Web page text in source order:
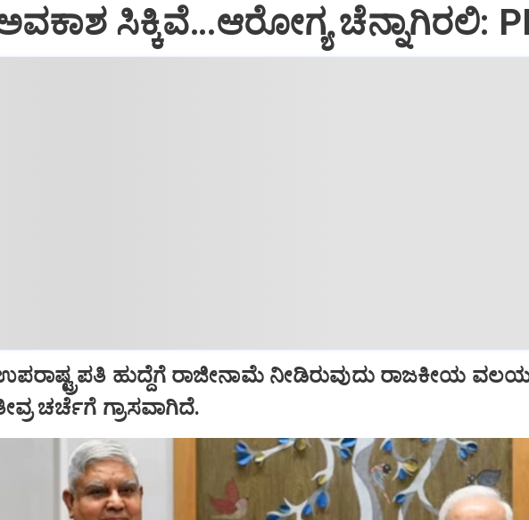
ಸಿಕ್ಕಿವೆ…ಆರೋಗ್ಯ ಚೆನ್ನಾಗಿರಲಿ:
ಹುದ್ದೆಗೆ ರಾಜೀನಾಮೆ ನೀಡಿರುವುದು ರಾಜಕೀಯ
ಚರ್ಚೆಗೆ ಗ್ರಾಸವಾಗಿದೆ.